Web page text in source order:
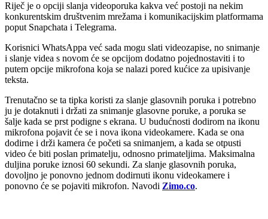
Riječ je o opciji slanja videoporuka kakva već postoji na nekim
konkurentskim društvenim mrežama i komunikacijskim platformama
poput Snapchata i Telegrama.
Korisnici WhatsAppa već sada mogu slati videozapise, no snimanje
i slanje videa s novom će se opcijom dodatno pojednostaviti i to
putem opcije mikrofona koja se nalazi pored kućice za upisivanje
teksta.
Trenutačno se ta tipka koristi za slanje glasovnih poruka i potrebno
ju je dotaknuti i držati za snimanje glasovne poruke, a poruka se
šalje kada se prst podigne s ekrana. U budućnosti dodirom na ikonu
mikrofona pojavit će se i nova ikona videokamere. Kada se ona
dodirne i drži kamera će početi sa snimanjem, a kada se otpusti
video će biti poslan primatelju, odnosno primateljima. Maksimalna
duljina poruke iznosi 60 sekundi. Za slanje glasovnih poruka,
dovoljno je ponovno jednom dodirnuti ikonu videokamere i
ponovno će se pojaviti mikrofon. Navodi Zimo.co.